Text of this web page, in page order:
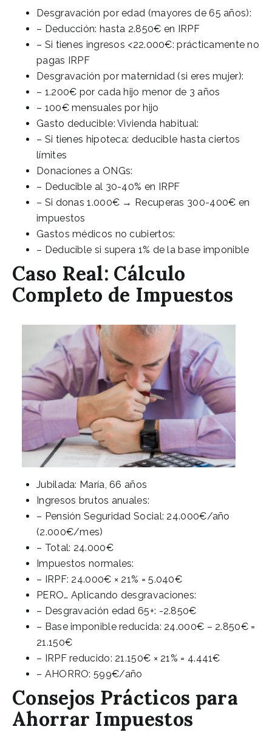
Desgravación por edad (mayores de 65 años):
– Deducción: hasta 2.850€ en IRPF
– Si tienes ingresos <22.000€: prácticamente no
pagas IRPF
Desgravación por maternidad (si eres mujer):
– 1.200€ por cada hijo menor de 3 años
– 100€ mensuales por hijo
Gasto deducible: Vivienda habitual:
– Si tienes hipoteca: deducible hasta ciertos
límites
Donaciones a ONGs:
– Deducible al 30-40% en IRPF
– Si donas 1.000€ → Recuperas 300-400€ en
impuestos
Gastos médicos no cubiertos:
– Deducible si supera 1% de la base imponible
Caso Real: Cálculo
Completo de Impuestos
Jubilada: María, 66 años
Ingresos brutos anuales:
– Pensión Seguridad Social: 24.000€/año
(2.000€/mes)
– Total: 24.000€
Impuestos normales:
– IRPF: 24.000€ × 21% = 5.040€
PERO… Aplicando desgravaciones:
– Desgravación edad 65+: -2.850€
– Base imponible reducida: 24.000€ – 2.850€ =
21.150€
– IRPF reducido: 21.150€ × 21% = 4.441€
– AHORRO: 599€/año
Consejos Prácticos para
Ahorrar Impuestos